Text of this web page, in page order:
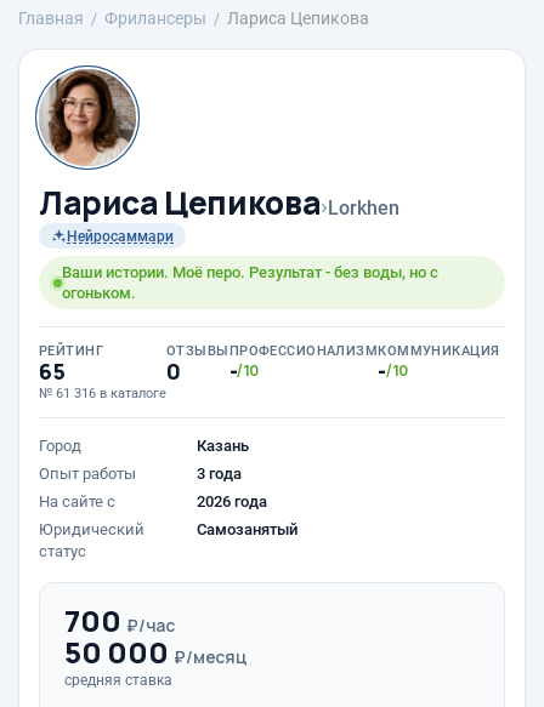
Главная Фрилансеры Лариса Цепикова
Лариса Цепикова›Lorkhen
Нейросаммари
Ваши истории. Моё перо. Результат - без воды, но с
огоньком.
РЕЙТИНГ
65
№ 61 316 в каталоге
ОТЗЫВЫ
0
ПРОФЕССИОНАЛИЗМ
-/10
КОММУНИКАЦИЯ
-/10
Город
Казань
Опыт работы
3 года
На сайте с
2026 года
Юридический
статус
Самозанятый
700 ₽/час
50 000 ₽/месяц
средняя ставка